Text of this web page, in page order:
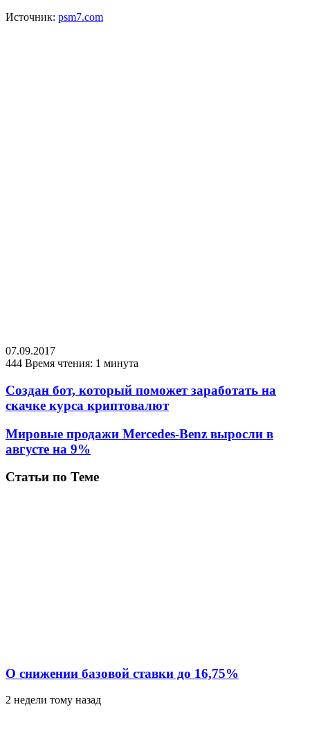
Источник: psm7.com
07.09.2017
444 Время чтения: 1 минута
Создан бот, который поможет заработать на
скачке курса криптовалют
Мировые продажи Mercedes-Benz выросли в
августе на 9%
Статьи по Теме
О снижении базовой ставки до 16,75%
2 недели тому назад